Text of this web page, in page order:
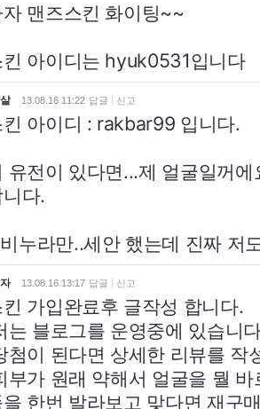
자 맨즈스킨 화이팅~~
킨 아이디는 hyuk0531입니다
13.08.16 11:22 답글 신고
킨 아이디 : rakbar99 입니다.
유전이 있다면...제 얼굴일꺼
다.
누라만..세안 했는데 진짜 저
13.08.16 13:17 답글 신고
가입완료후 글작성 합니다.
는 블로그를 운영중에 있습니
첨이 된다면 상세한 리뷰를 작
부가 원래 약해서 얼굴을 뭘
한번 발라보고 맞다면 재구